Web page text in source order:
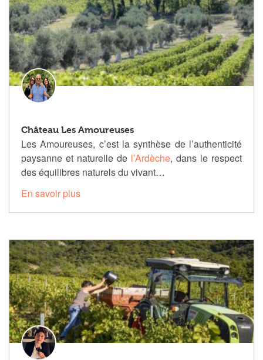
Château Les Amoureuses
Les Amoureuses, c’est la synthèse de l’authenticité
paysanne et naturelle de l’Ardèche, dans le respect
des équilibres naturels du vivant…
En savoir plus